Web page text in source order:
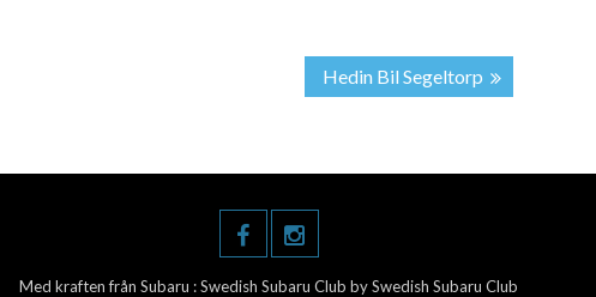
Hedin Bil Segeltorp
Med kraften från Subaru :Swedish Subaru Club by Swedish Subaru Club